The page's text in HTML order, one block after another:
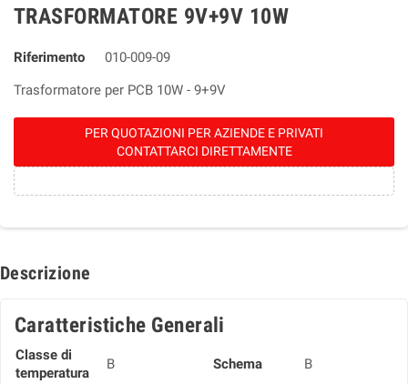
TRASFORMATORE 9V+9V 10W
Riferimento
010-009-09
Trasformatore per PCB 10W - 9+9V
PER QUOTAZIONI PER AZIENDE E PRIVATI
CONTATTARCI DIRETTAMENTE
Descrizione
Caratteristiche Generali
Classe di
temperatura
B Schema
B